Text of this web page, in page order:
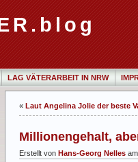
LAG VÄTERARBEIT IN NRW
« Laut Angelina Jolie der beste
Millionengehalt,
Erstellt von Hans-Georg Nelles